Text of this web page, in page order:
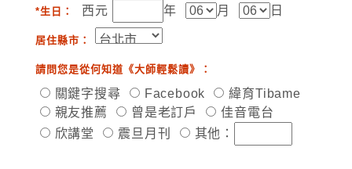
*生日： 西元 年 月 日
居住縣市：
請問您是從何知道《大師輕鬆讀》：
關鍵字搜尋 Facebook
緯育Tibame
親友推薦
曾是老訂戶
佳音電台
欣講堂
震旦月刊 其他：